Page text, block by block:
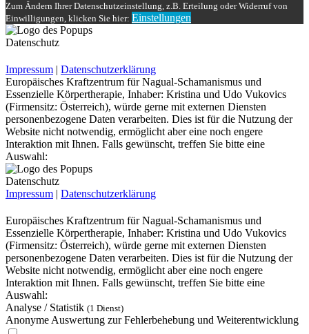
Zum Ändern Ihrer Datenschutzeinstellung, z.B. Erteilung oder Widerruf von
Einwilligungen, klicken Sie hier: Einstellungen
Datenschutz
Impressum | Datenschutzerklärung
Europäisches Kraftzentrum für Nagual-Schamanismus und
Essenzielle Körpertherapie, Inhaber: Kristina und Udo Vukovics
(Firmensitz: Österreich), würde gerne mit externen Diensten
personenbezogene Daten verarbeiten. Dies ist für die Nutzung der
Website nicht notwendig, ermöglicht aber eine noch engere
Interaktion mit Ihnen. Falls gewünscht, treffen Sie bitte eine
Auswahl:
Datenschutz
Impressum | Datenschutzerklärung
Europäisches Kraftzentrum für Nagual-Schamanismus und
Essenzielle Körpertherapie, Inhaber: Kristina und Udo Vukovics
(Firmensitz: Österreich), würde gerne mit externen Diensten
personenbezogene Daten verarbeiten. Dies ist für die Nutzung der
Website nicht notwendig, ermöglicht aber eine noch engere
Interaktion mit Ihnen. Falls gewünscht, treffen Sie bitte eine
Auswahl:
Analyse / Statistik (1 Dienst)
Anonyme Auswertung zur Fehlerbehebung und Weiterentwicklung